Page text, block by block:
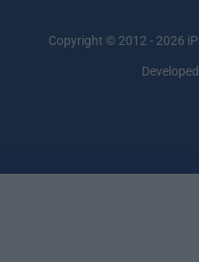
Copyright © 2012 - 2026